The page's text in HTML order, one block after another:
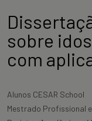
sobre
com
Alunos CESAR School
Mestrado Profissional